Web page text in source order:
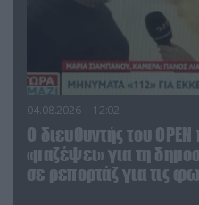
04.08.2026 | 12:02
O διευθυντής του
«μαζέψει» για τη
σε ρεπορτάζ για τις